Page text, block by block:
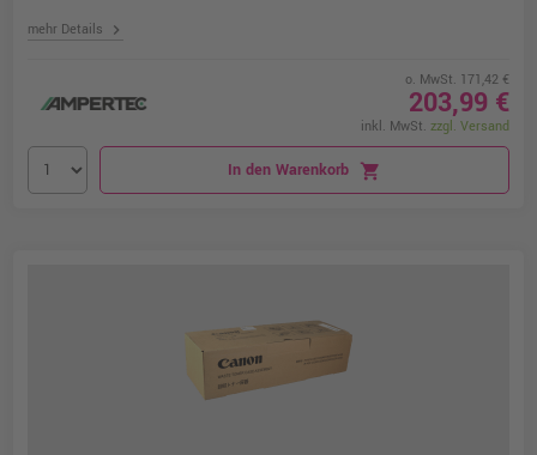
mehr Details chevron_right
o. MwSt. 171,42 €
203,99 €
inkl. MwSt. zzgl. Versand
In den Warenkorb shopping_cart